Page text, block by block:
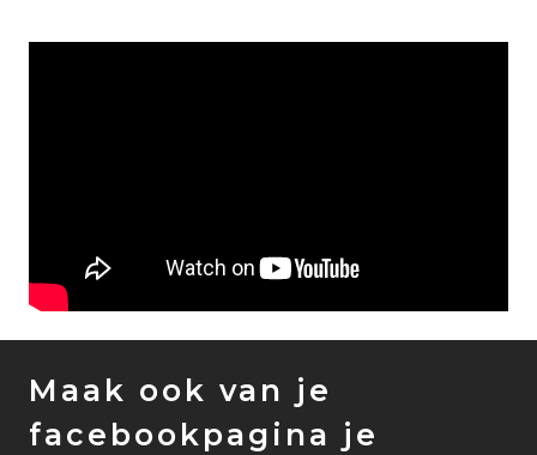
Maak ook van je
facebookpagina je